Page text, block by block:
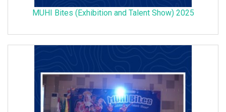
MUHI Bites (Exhibition and Talent Show) 2025